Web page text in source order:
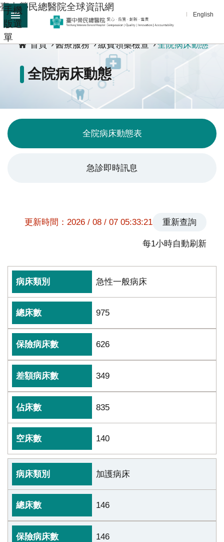
跳到主要內容區塊
手機
版選
單進
醫
療
際
醫
療
特
色
醫
療
中
榮
永
續
發
展
網
站
臺中榮民總醫院全球資訊網
English
首頁 醫療服務 繳費領藥檢查 全院病床動態
全院病床動態
全院病床動態表
急診即時訊息
更新時間：2026 / 08 / 07 05:33:21 重新查詢
每1小時自動刷新
急性一般病床
975
626
349
835
140
加護病床
146
146